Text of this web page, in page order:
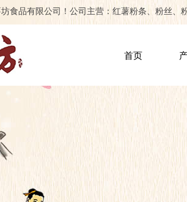
食品有限公司！公司主营：红薯粉条、粉丝、
首页